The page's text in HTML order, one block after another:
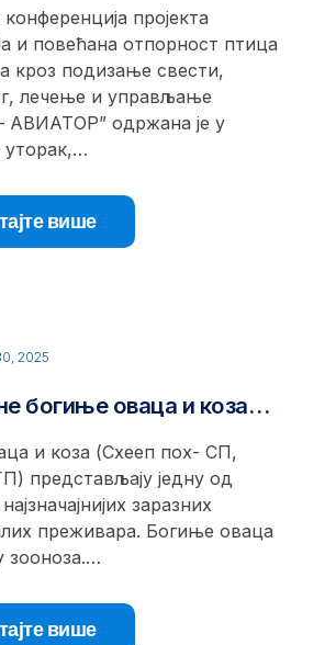
пројекта
и повећана отпорност птица
кроз подизање свести,
лечење и управљање
АВИАТОР” одржана је у
уторак,…
више
2025
богиње оваца и коза…
и коза (Схееп поx- СП,
представљају једну од
заразних
преживара. Богиње оваца
зооноза.…
више